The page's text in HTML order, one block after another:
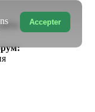
Accepter